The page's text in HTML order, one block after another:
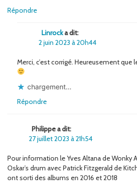
Répondre
Linrocka dit:
2 juin 2023 à 20h44
Merci, c’est corrigé. Heureusement que
chargement…
Répondre
Philippe a dit:
27 juillet 2023 à 21h54
Pour information le Yves Altana de Wonky
Oskar’s drum avec Patrick Fitzgerald de
ont sorti des albums en 2016 et 2018